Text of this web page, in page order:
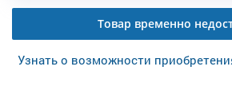
Товар временно
Узнать о возможности